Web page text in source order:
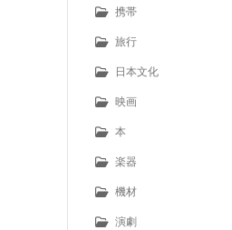
携帯
旅行
日本文化
映画
本
楽器
機材
演劇